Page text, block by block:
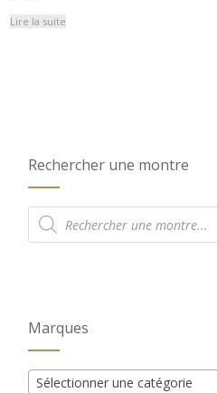
Lire la suite
Rechercher une montre
Recherche
de
produits
Marques
Sélectionner une catégorie